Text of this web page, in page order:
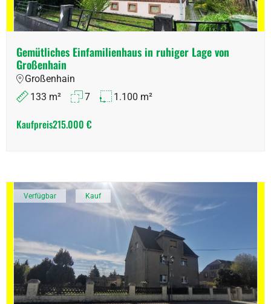
Gemütliches Einfamilienhaus in ruhiger Lage von
Großenhain
Großenhain
133 m²
7 1.100 m²
Kaufpreis215.000 €
Verfügbar Kauf